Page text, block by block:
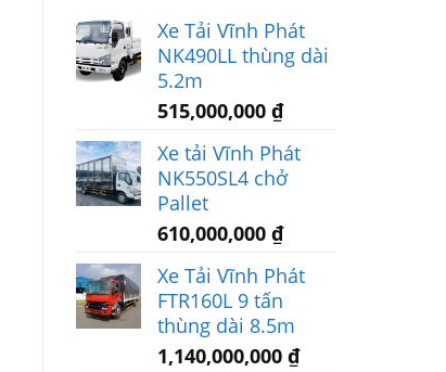
Xe Tải Vĩnh Phát
NK490LL thùng dài
5.2m
515,000,000 ₫
Xe tải Vĩnh Phát
NK550SL4 chở
Pallet
610,000,000 ₫
Xe Tải Vĩnh Phát
FTR160L 9 tấn
thùng dài 8.5m
1,140,000,000 ₫